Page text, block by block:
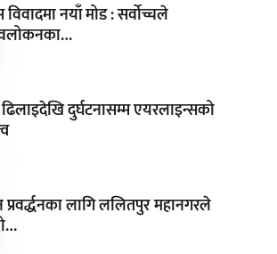
विवादमा नयाँ मोड : सर्वोच्चले
दुर्घटनासम्म एयरलाइन्सको
प्रवर्द्धनका लागि ललितपुर महानगरले